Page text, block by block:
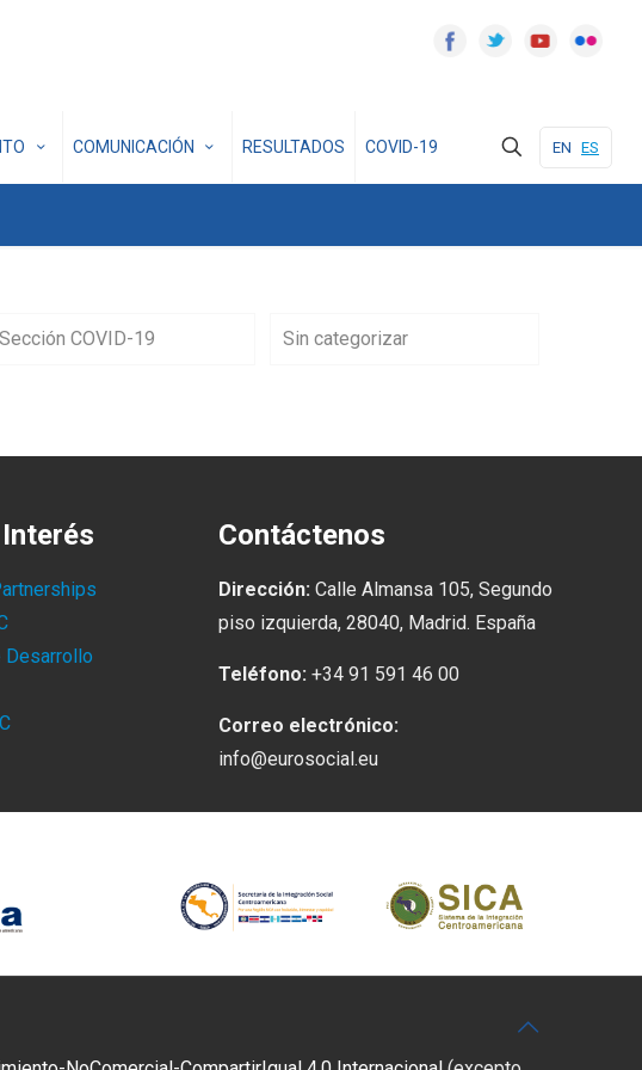
COMUNICACIÓN RESULTADOS COVID-19 EN ES
Sección COVID-19 Sin categorizar
Desarrollo
Contáctenos
Dirección: Calle Almansa 105, Segundo
piso izquierda, 28040, Madrid. España
Teléfono: +34 91 591 46 00
Correo electrónico:
info@eurosocial.eu